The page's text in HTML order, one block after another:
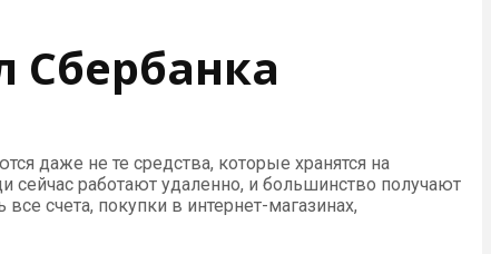
Сбербанка
даже не те средства, которые хранятся на
сейчас работают удаленно, и большинство получают
счета, покупки в интернет-магазинах,